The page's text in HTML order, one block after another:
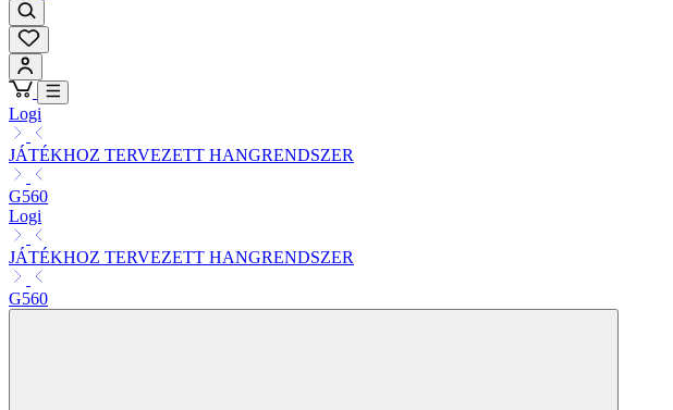
Logi
JÁTÉKHOZ TERVEZETT HANGRENDSZER
G560
Logi
JÁTÉKHOZ TERVEZETT HANGRENDSZER
G560